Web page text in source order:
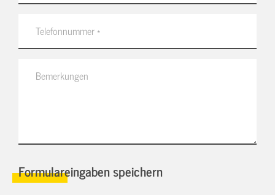
Formulareingaben speichern